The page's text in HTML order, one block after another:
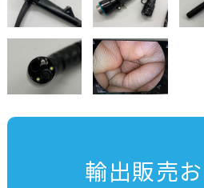
輸出販売